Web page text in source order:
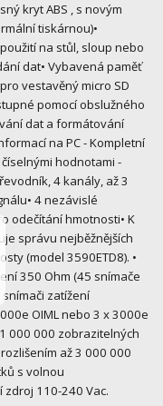
kryt ABS , s novým
tiskárnou)•
na stůl, sloup nebo
dat• Vybavená paměť
vestavěný micro SD
pomocí obslužného
dat a formátování
na PC - Kompletní
hodnotami -
4 kanály, až 3
4 nezávislé
odečítání hmotnosti• K
správu nejběžnějších
(model 3590ETD8). •
350 Ohm (45 snímače
zatížení
OIML nebo 3 x 3000e
1 000 000 zobrazitelných
až 3 000 000
s volnou
110-240 Vac.